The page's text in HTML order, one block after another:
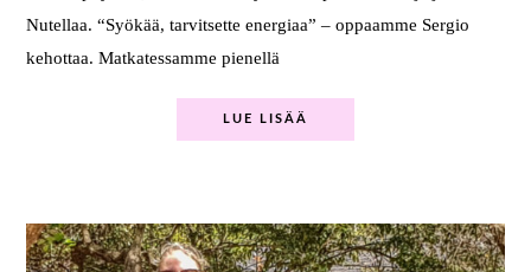
Nutellaa. “Syökää, tarvitsette energiaa” – oppaamme Sergio
kehottaa. Matkatessamme pienellä
LUE LISÄÄ